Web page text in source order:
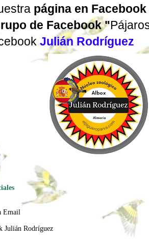
página en Facebook
de Facebook"
Julián Rodríguez
Email
Julián Rodríguez